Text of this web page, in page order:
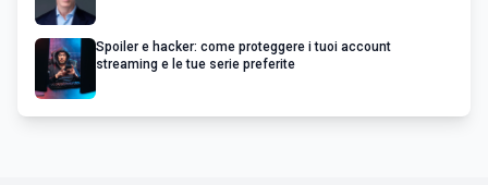
Spoiler e hacker: come proteggere i tuoi account
streaming e le tue serie preferite